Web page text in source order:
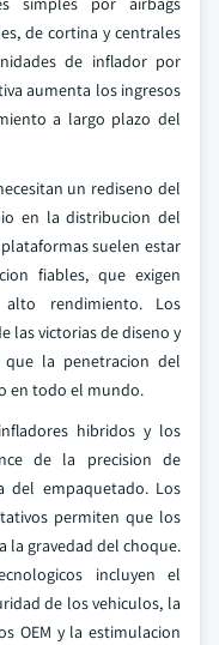
de cortina y centrales
de inflador por
aumenta los ingresos
a largo plazo del
un rediseno del
en la distribucion del
suelen estar
fiables, que exigen
rendimiento. Los
las victorias de diseno y
la penetracion del
en todo el mundo.
hibridos y los
de la precision de
del empaquetado. Los
permiten que los
la gravedad del choque.
incluyen el
de los vehiculos, la
OEM y la estimulacion